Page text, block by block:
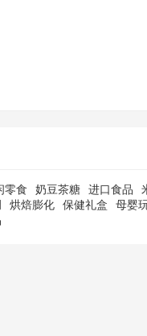
零食 奶豆茶糖 进口食品
烘焙膨化 保健礼盒 母婴